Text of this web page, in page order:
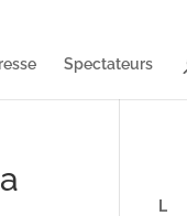
Spectateurs
L